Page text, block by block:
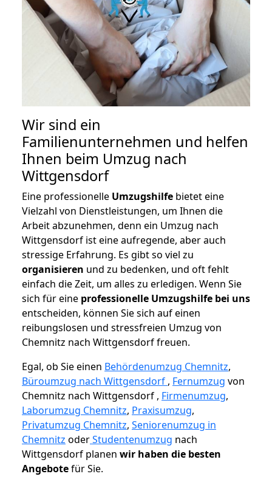
Wir sind ein
Familienunternehmen und helfen
Ihnen beim Umzug nach
Wittgensdorf
Eine professionelle Umzugshilfe bietet eine
Vielzahl von Dienstleistungen, um Ihnen die
Arbeit abzunehmen, denn ein Umzug nach
Wittgensdorf ist eine aufregende, aber auch
stressige Erfahrung. Es gibt so viel zu
organisieren und zu bedenken, und oft fehlt
einfach die Zeit, um alles zu erledigen. Wenn Sie
sich für eine professionelle Umzugshilfe bei uns
entscheiden, können Sie sich auf einen
reibungslosen und stressfreien Umzug von
Chemnitz nach Wittgensdorf freuen.
Egal, ob Sie einen Behördenumzug Chemnitz,
Büroumzug nach Wittgensdorf , Fernumzug von
Chemnitz nach Wittgensdorf , Firmenumzug,
Laborumzug Chemnitz, Praxisumzug,
Privatumzug Chemnitz, Seniorenumzug in
Chemnitz oderStudentenumzug nach
Wittgensdorf planen wir haben die besten
Angebotefür Sie.